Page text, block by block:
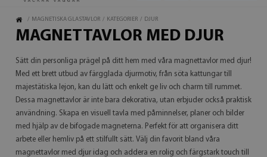
/ MAGNETISKA GLASTAVLOR / KATEGORIER / DJUR
MAGNETTAVLOR MED DJUR
Sätt din personliga prägel på ditt hem med våra magnettavlor med djur!
Med ett brett utbud av färgglada djurmotiv, från söta kattungar till
majestätiska lejon, kan du lätt och enkelt ge liv och charm till rummet.
Dessa magnettavlor är inte bara dekorativa, utan erbjuder också praktisk
användning. Skapa en visuell tavla med påminnelser, planer och bilder
med hjälp av de bifogade magneterna. Perfekt för att organisera ditt
arbete eller hemliv på ett stilfullt sätt. Välj din favorit bland våra
magnettavlor med djur idag och addera en rolig och färgstark touch till